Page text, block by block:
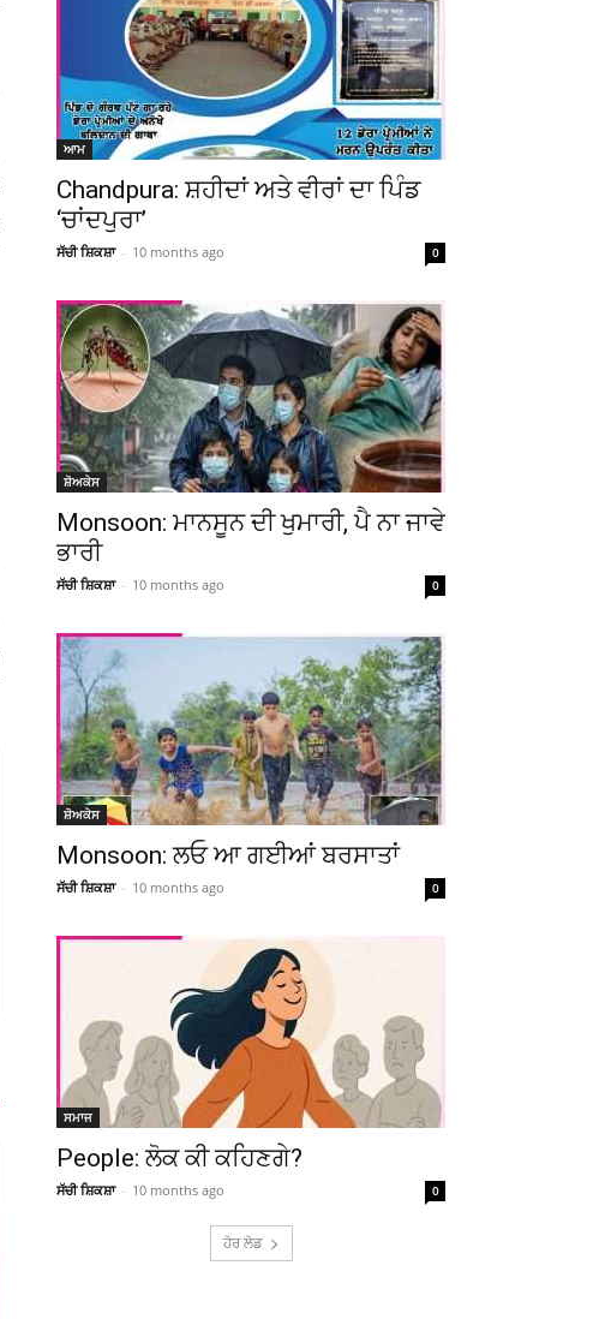
Telegram Copy URL
ਆਮ
Chandpura: ਸ਼ਹੀਦਾਂ ਅਤੇ ਵੀਰਾਂ ਦਾ ਪਿੰਡ
‘ਚਾਂਦਪੁਰਾ’
ਸੱਚੀ ਸ਼ਿਕਸ਼ਾ - 10 months ago 0
ਸ਼ੋਅਕੇਸ
Monsoon: ਮਾਨਸੂਨ ਦੀ ਖੁਮਾਰੀ, ਪੈ ਨਾ ਜਾਵੇ
ਭਾਰੀ
ਸੱਚੀ ਸ਼ਿਕਸ਼ਾ - 10 months ago 0
ਸ਼ੋਅਕੇਸ
Monsoon: ਲਓ ਆ ਗਈਆਂ ਬਰਸਾਤਾਂ
ਸੱਚੀ ਸ਼ਿਕਸ਼ਾ - 10 months ago 0
ਸਮਾਜ
People: ਲੋਕ ਕੀ ਕਹਿਣਗੇ?
ਸੱਚੀ ਸ਼ਿਕਸ਼ਾ - 10 months ago 0
ਹੋਰ ਲੋਡ